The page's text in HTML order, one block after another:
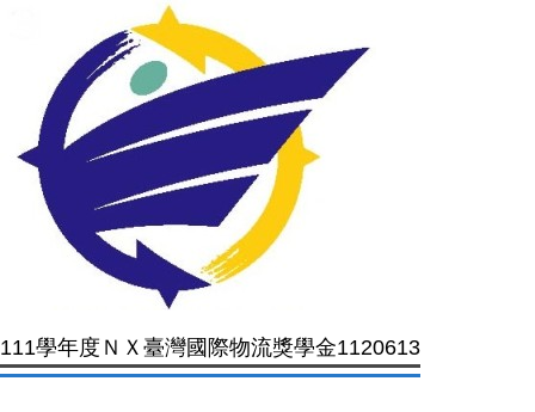
111學年度ＮＸ臺灣國際物流獎學金1120613